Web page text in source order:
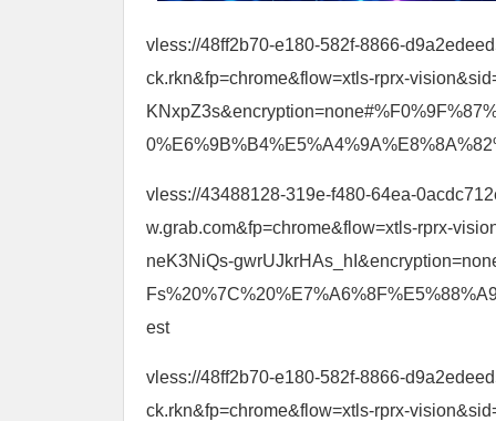
vless://48ff2b70-e180-582f-8866-
ck.rkn&fp=chrome&flow=xtls-rprx-
vless://43488128-319e-f480-64ea-
w.grab.com&fp=chrome&flow=xtls-rprx-
neK3NiQs-
est
vless://48ff2b70-e180-582f-8866-
ck.rkn&fp=chrome&flow=xtls-rprx-